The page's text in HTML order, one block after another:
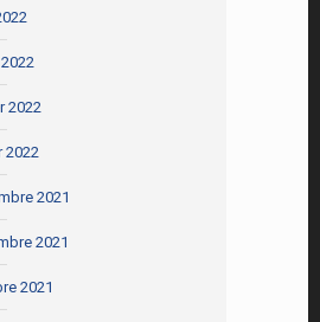
2022
2022
2021
2021
2021